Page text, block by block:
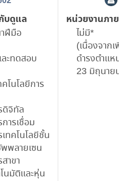
บดูแล
ฝีมือ
ะทดสอบ
โนโลยีการ
จิทัล
ารเชื่อม
ทคโนโลยีชั้น
พลายเซน
าขา
นมัติและหุ่น
หน่วยงานภา
ไม่มี*
(เนื่องจาก
ดำรงตำแ
23 มิถุนาย